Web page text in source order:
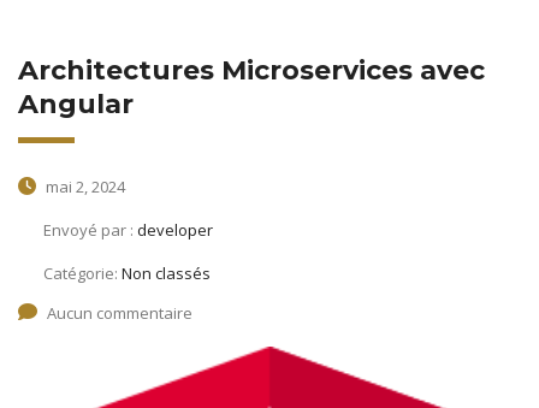
Architectures Microservices avec
Angular
mai 2, 2024
Envoyé par : developer
Catégorie: Non classés
Aucun commentaire